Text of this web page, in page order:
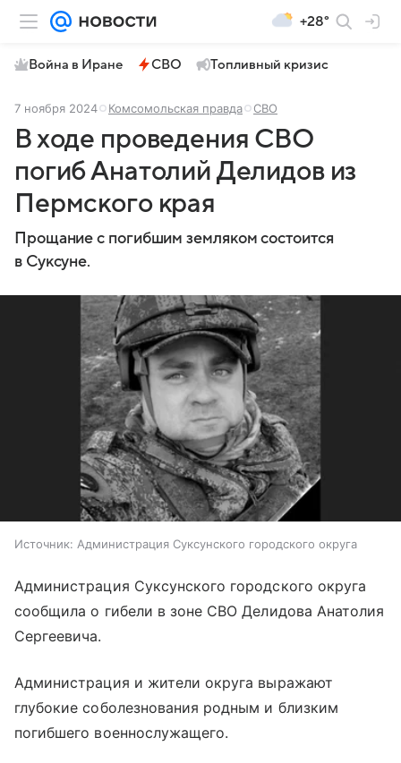
+28°
Война в Иране СВО Топливный кризис
7 ноября 2024 Комсомольская правда СВО
В ходе проведения СВО
погиб Анатолий Делидов из
Пермского края
Прощание с погибшим земляком состоится
в Суксуне.
Источник: Администрация Суксунского городского округа
Администрация Суксунского городского округа
сообщила о гибели в зоне СВО Делидова Анатолия
Сергеевича.
Администрация и жители округа выражают
глубокие соболезнования родным и близким
погибшего военнослужащего.